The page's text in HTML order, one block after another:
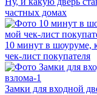
частных домах
10 минут в шоуруме,
чек-лист покупателя
Замки для входной